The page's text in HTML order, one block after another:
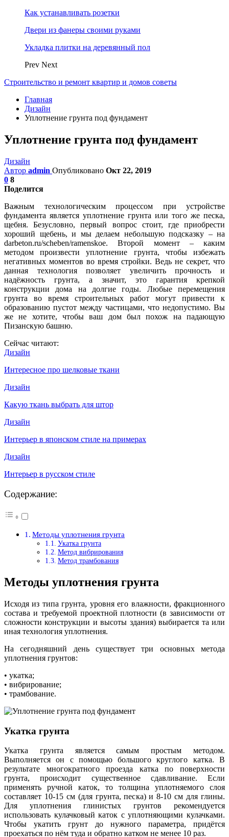
Как устанавливать розетки
Двери из фанеры своими руками
Укладка плитки на деревянный пол
Prev Next
Строительство и ремонт квартир и домов советы
Главная
Дизайн
Уплотнение грунта под фундамент
Уплотнение грунта под фундамент
Дизайн
Автор admin Опубликовано Окт 22, 2019
0 8
Поделится
Важным технологическим процессом при устройстве
фундамента является уплотнение грунта или того же песка,
щебня. Безусловно, первый вопрос стоит, где приобрести
хороший щебень, и мы делаем небольшую подсказку – на
darbeton.ru/scheben/ramenskoe. Второй момент – каким
методом произвести уплотнение грунта, чтобы избежать
негативных моментов во время стройки. Ведь не секрет, что
данная технология позволяет увеличить прочность и
надёжность грунта, а значит, это гарантия крепкой
конструкции дома на долгие годы. Любые перемещения
грунта во время строительных работ могут привести к
образованию пустот между частицами, что недопустимо. Вы
же не хотите, чтобы ваш дом был похож на падающую
Пизанскую башню.
Сейчас читают:
Дизайн
Интересное про шелковые ткани
Дизайн
Какую ткань выбрать для штор
Дизайн
Интерьер в японском стиле на примерах
Дизайн
Интерьер в русском стиле
Содержание:
Методы уплотнения грунта
Укатка грунта
Метод вибрирования
Метод трамбования
Методы уплотнения грунта
Исходя из типа грунта, уровня его влажности, фракционного
состава и требуемой проектной плотности (в зависимости от
сложности конструкции и высоты здания) выбирается та или
иная технология уплотнения.
На сегодняшний день существует три основных метода
уплотнения грунтов:
• укатка;
• вибрирование;
• трамбование.
Укатка грунта
Укатка грунта является самым простым методом.
Выполняется он с помощью большого круглого катка. В
результате многократного проезда катка по поверхности
грунта, происходит существенное сдавливание. Если
применять ручной каток, то толщина уплотняемого слоя
составляет 10-15 см (для грунта, песка) и 8-10 см для глины.
Для уплотнения глинистых грунтов рекомендуется
использовать кулачковый каток с уплотняющими кулачками.
Чтобы укатить грунт до нужного параметра, придётся
проехаться по нём туда и обратно катком не менее 10 раз.